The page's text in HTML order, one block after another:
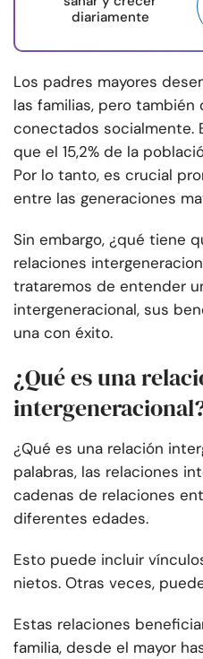
diariamente
Los padres mayores
las familias, pero
conectados socialmente.
que el 15,2% de la
Por lo tanto, es crucial
entre las generaciones
Sin embargo, ¿qué tiene
relaciones
trataremos de entender
intergeneracional, sus
una con éxito.
¿Qué es una
¿Qué es una relación
palabras, las relaciones
cadenas de relaciones
diferentes edades.
Esto puede incluir
nietos. Otras veces,
Estas relaciones
familia, desde el mayor